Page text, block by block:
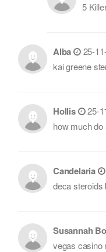
5
Alba
25-
kai greene
Hollis
25-
how much
Candelaria
deca steroids
Susannah
vegas casino